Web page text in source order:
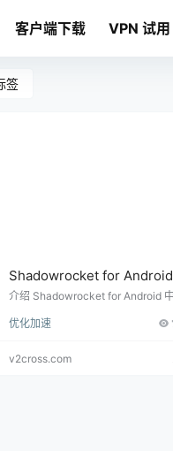
客户端下载 VPN 试用
签
Shadowrocket for
和 QUIC 怎么设置？游戏、
介绍 Shadowrocket for Android
容性问题，帮助判断是否需要开启
优化加速
v2cross.com